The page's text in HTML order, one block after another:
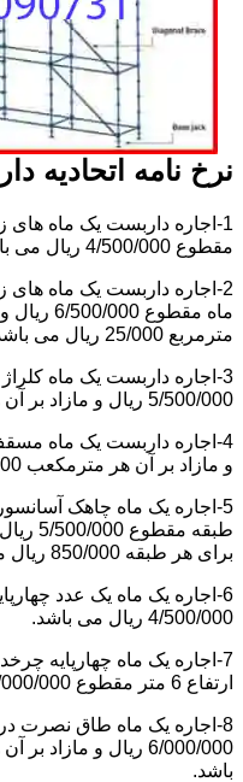
نرخ نامه اتحادیه
1-اجاره داربست یک ماه های
مقطوع 4/500/000 ریال می باشد.
2-اجاره داربست یک ماه های
مترمربع 25/000 ریال می باشد.
5/500/000 ریال و مازاد بر آن هر مترمکعب 18/000 ریال می باشد.
و مازاد بر آن هر مترمکعب 18/000 ریال می باشد.
برای هر طبقه 850/000 ریال می باشد.
4/500/000 ریال می باشد.
ارتفاع 6 متر مقطوع 5/000/000 ریال می باشد.
باشد.